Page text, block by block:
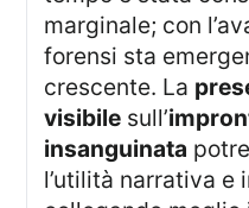
marginale; con
forensi sta
crescente. La
visibile sull’
insanguinata
l’utilità narrativa e